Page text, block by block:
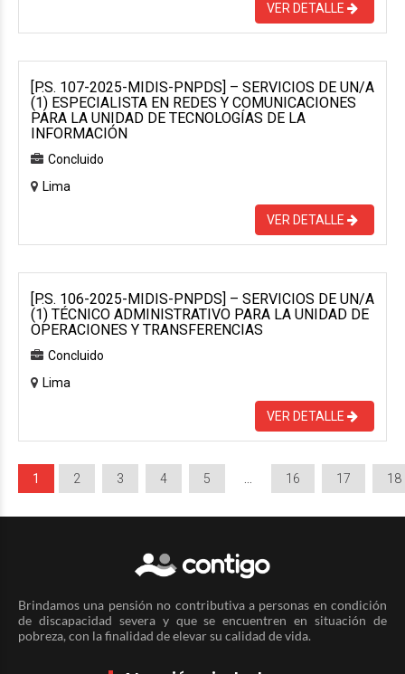
VER DETALLE
[P.S. 107-2025-MIDIS-PNPDS] – SERVICIOS DE UN/A
(1) ESPECIALISTA EN REDES Y COMUNICACIONES
PARA LA UNIDAD DE TECNOLOGÍAS DE LA
INFORMACIÓN
Concluido
Lima
VER DETALLE
[P.S. 106-2025-MIDIS-PNPDS] – SERVICIOS DE UN/A
(1) TÉCNICO ADMINISTRATIVO PARA LA UNIDAD DE
OPERACIONES Y TRANSFERENCIAS
Concluido
Lima
VER DETALLE
1 2 3 4 5 16 17 18
Brindamos una pensión no contributiva a personas en condición
de discapacidad severa y que se encuentren en situación de
pobreza, con la finalidad de elevar su calidad de vida.